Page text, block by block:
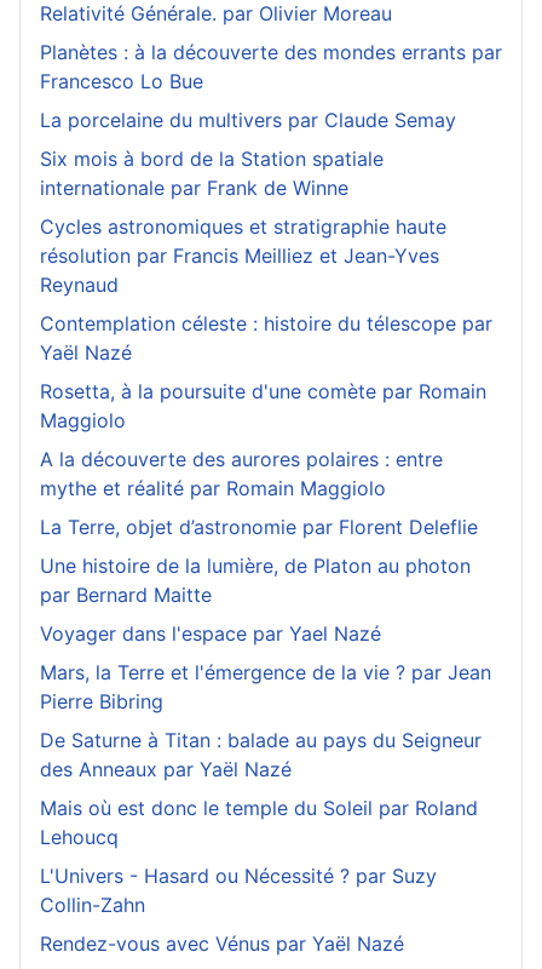
Relativité Générale. par Olivier Moreau
Planètes : à la découverte des mondes errants par
Francesco Lo Bue
La porcelaine du multivers par Claude Semay
Six mois à bord de la Station spatiale
internationale par Frank de Winne
Cycles astronomiques et stratigraphie haute
résolution par Francis Meilliez et Jean-Yves
Reynaud
Contemplation céleste : histoire du télescope par
Yaël Nazé
Rosetta, à la poursuite d'une comète par Romain
Maggiolo
A la découverte des aurores polaires : entre
mythe et réalité par Romain Maggiolo
La Terre, objet d’astronomie par Florent Deleflie
Une histoire de la lumière, de Platon au photon
par Bernard Maitte
Voyager dans l'espace par Yael Nazé
Mars, la Terre et l'émergence de la vie ? par Jean
Pierre Bibring
De Saturne à Titan : balade au pays du Seigneur
des Anneaux par Yaël Nazé
Mais où est donc le temple du Soleil par Roland
Lehoucq
L'Univers - Hasard ou Nécessité ? par Suzy
Collin-Zahn
Rendez-vous avec Vénus par Yaël Nazé